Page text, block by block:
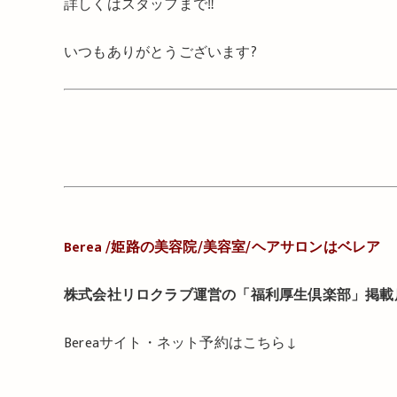
いつもありがとうございます?
Berea /姫路の美容院/美容室/ヘアサロンはベレア
株式会社リロクラブ運営の「福利厚生倶楽部」掲
Bereaサイト・ネット予約はこちら↓